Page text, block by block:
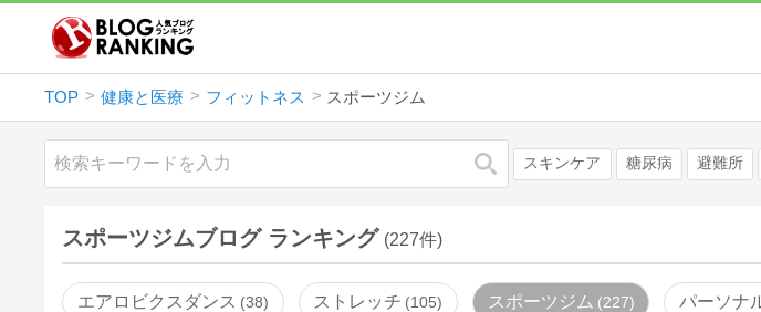
TOP 健康と医療 フィットネス スポーツジム
検索 スキンケア 糖尿病 避難所
スポーツジムブログ ランキング (227件)
エアロビクスダンス 38 ストレッチ 105 スポーツジム 227 パーソナ